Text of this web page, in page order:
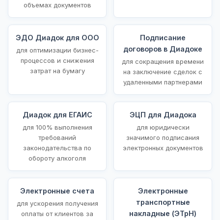
объемах документов
ЭДО Диадок для ООО
для оптимизации бизнес-
процессов и снижения
затрат на бумагу
Подписание
договоров в Диадоке
для сокращения времени
на заключение сделок с
удаленными партнерами
Диадок для ЕГАИС
для 100% выполнения
требований
законодательства по
обороту алкоголя
ЭЦП для Диадока
для юридически
значимого подписания
электронных документов
Электронные счета
для ускорения получения
оплаты от клиентов за
Электронные
транспортные
накладные (ЭТрН)